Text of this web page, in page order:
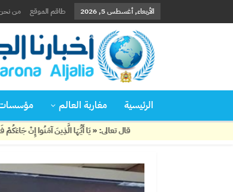
الأربعاء, أغسطس 5, 2026 طاقم الموقع من
الرئيسية مغاربة العالم مؤسسات
قال تعالى: « يَا أَيُّهَا الَّذِينَ آمَنُوا إِنْ جَاءَكُمْ فَاسِقٌ بِنَبَإٍ فَتَبَيَّنُوا